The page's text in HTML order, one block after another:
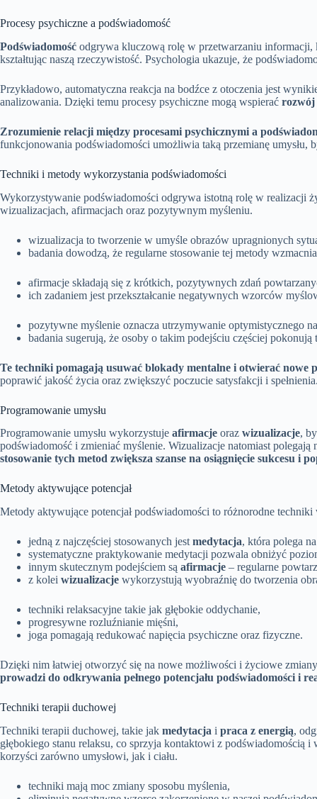
Procesy psychiczne a podświadomość
Podświadomość odgrywa kluczową rolę w przetwarzaniu informacji,
kształtując naszą rzeczywistość. Psychologia ukazuje, że
Przykładowo, automatyczna reakcja na bodźce z otoczenia jest
analizowania. Dzięki temu procesy psychiczne mogą wspierać rozwój
Zrozumienie relacji między procesami psychicznymi a
funkcjonowania podświadomości umożliwia taką przemianę umysłu,
Techniki i metody wykorzystania podświadomości
Wykorzystywanie podświadomości odgrywa istotną rolę w realizacji
wizualizacjach, afirmacjach oraz pozytywnym myśleniu.
wizualizacja to tworzenie w umyśle obrazów upragnionych
badania dowodzą, że regularne stosowanie tej metody
afirmacje składają się z krótkich, pozytywnych zdań
ich zadaniem jest przekształcanie negatywnych wzorców
pozytywne myślenie oznacza utrzymywanie optymistycznego
badania sugerują, że osoby o takim podejściu częściej
Te techniki pomagają usuwać blokady mentalne i otwierać nowe
poprawić jakość życia oraz zwiększyć poczucie satysfakcji i
Programowanie umysłu
Programowanie umysłu wykorzystuje afirmacje oraz wizualizacje,
podświadomość i zmieniać myślenie. Wizualizacje natomiast
stosowanie tych metod zwiększa szanse na osiągnięcie sukcesu i
Metody aktywujące potencjał
Metody aktywujące potencjał podświadomości to różnorodne
jedną z najczęściej stosowanych jest medytacja, która polega
systematyczne praktykowanie medytacji pozwala obniżyć
innym skutecznym podejściem są afirmacje – regularne
z kolei wizualizacje wykorzystują wyobraźnię do tworzenia
techniki relaksacyjne takie jak głębokie oddychanie,
progresywne rozluźnianie mięśni,
joga pomagają redukować napięcia psychiczne oraz fizyczne.
Dzięki nim łatwiej otworzyć się na nowe możliwości i życiowe
prowadzi do odkrywania pełnego potencjału podświadomości i
Techniki terapii duchowej
Techniki terapii duchowej, takie jak medytacja i praca z energią,
głębokiego stanu relaksu, co sprzyja kontaktowi z
korzyści zarówno umysłowi, jak i ciału.
techniki mają moc zmiany sposobu myślenia,